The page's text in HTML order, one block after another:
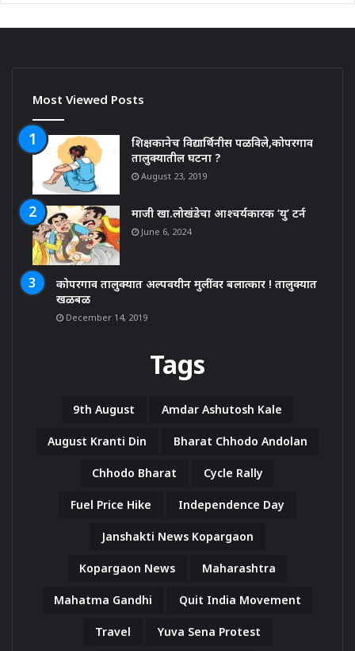
Most Viewed Posts
शिक्षकानेच विद्यार्थिनीस पळविले,कोपरगाव
तालुक्यातील घटना ?
August 23, 2019
माजी खा.लोखंडेचा आश्चर्यकारक ‘यु’ टर्न
June 6, 2024
कोपरगाव तालुक्यात अल्पवयीन मुलींवर बलात्कार ! तालुक्यात
खळबळ
December 14, 2019
Tags
9th August Amdar Ashutosh Kale
August Kranti Din Bharat Chhodo Andolan
Chhodo Bharat Cycle Rally
Fuel Price Hike Independence Day
Janshakti News Kopargaon
Kopargaon News Maharashtra
Mahatma Gandhi Quit India Movement
Travel Yuva Sena Protest